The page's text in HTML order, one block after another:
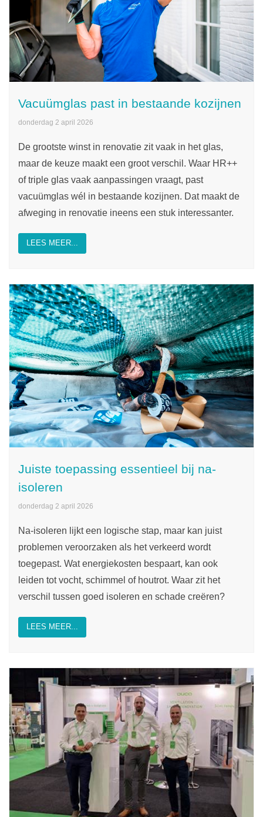
Vacuümglas past in bestaande kozijnen
donderdag 2 april 2026
De grootste winst in renovatie zit vaak in het glas,
maar de keuze maakt een groot verschil. Waar HR++
of triple glas vaak aanpassingen vraagt, past
vacuümglas wél in bestaande kozijnen. Dat maakt de
afweging in renovatie ineens een stuk interessanter.
LEES MEER...
Juiste toepassing essentieel bij na-
isoleren
donderdag 2 april 2026
Na-isoleren lijkt een logische stap, maar kan juist
problemen veroorzaken als het verkeerd wordt
toegepast. Wat energiekosten bespaart, kan ook
leiden tot vocht, schimmel of houtrot. Waar zit het
verschil tussen goed isoleren en schade creëren?
LEES MEER...